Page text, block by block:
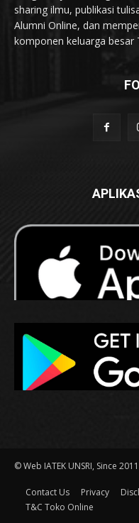
sharing ilmu, publikasi
Alumni Online, dan
komponen keluarga besar
© Web IATEK UNSRI, Since 2011
Contact Us Privacy
T&C Toko Online